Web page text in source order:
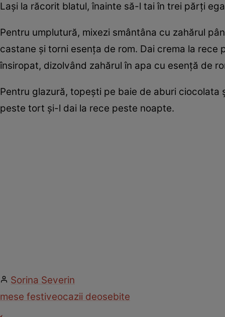
Laşi la răcorit blatul, înainte să-l tai în trei părţi
Pentru umplutură, mixezi smântâna cu zahărul
castane şi torni esenţa de rom. Dai crema la
însiropat, dizolvând zahărul în apa cu esenţă de
Pentru glazură, topeşti pe baie de aburi ciocolata
peste tort şi-l dai la rece peste noapte.
Sorina Severin
mese festiveocazii deosebite